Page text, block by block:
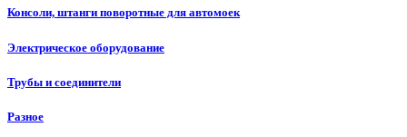
Консоли, штанги поворотные для автомоек
Электрическое оборудование
Трубы и соединители
Разное